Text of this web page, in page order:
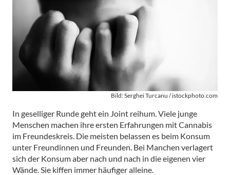
Bild: Serghei Turcanu / istockphoto.com
In geselliger Runde geht ein Joint reihum. Viele junge
Menschen machen ihre ersten Erfahrungen mit Cannabis
im Freundeskreis. Die meisten belassen es beim Konsum
unter Freundinnen und Freunden. Bei Manchen verlagert
sich der Konsum aber nach und nach in die eigenen vier
Wände. Sie kiffen immer häufiger alleine.